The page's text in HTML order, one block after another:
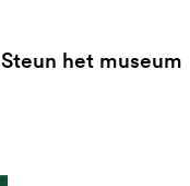
Steun het museum